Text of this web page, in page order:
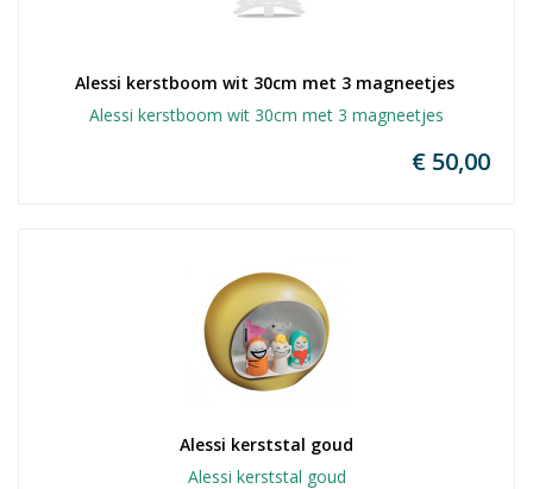
Alessi kerstboom wit 30cm met 3 magneetjes
Alessi kerstboom wit 30cm met 3 magneetjes
€ 50,00
Alessi kerststal goud
Alessi kerststal goud